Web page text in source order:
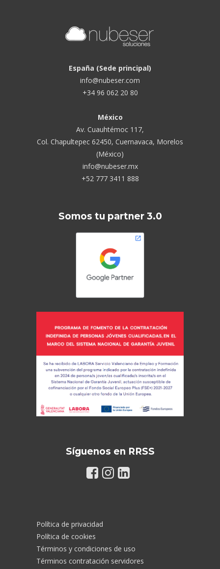
España (Sede principal)
info@nubeser.com
+34 96 062 20 80
México
Av. Cuauhtémoc 117,
Col. Chapultepec 62450, Cuernavaca, Morelos
(México)
info@nubeser.mx
+52 777 3411 888
Somos tu partner 3.0
Síguenos en RRSS
Política de privacidad
Política de cookies
Términos y condiciones de uso
Términos contratación servidores